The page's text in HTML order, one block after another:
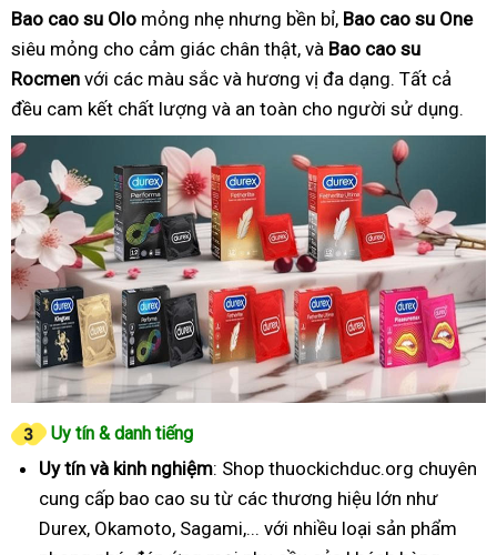
Bao cao su Olo mỏng nhẹ nhưng bền bỉ, Bao cao su One
siêu mỏng cho cảm giác chân thật, và Bao cao su
Rocmen với các màu sắc và hương vị đa dạng. Tất cả
đều cam kết chất lượng và an toàn cho người sử dụng.
Uy tín & danh tiếng
Uy tín và kinh nghiệm: Shop thuockichduc.org chuyên
cung cấp bao cao su từ các thương hiệu lớn như
Durex, Okamoto, Sagami,... với nhiều loại sản phẩm